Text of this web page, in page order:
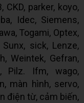
CKD, parker, koyo,
Idec, Siemens,
Togami, Optex,
sick, Lenze,
Weintek, Gefran,
Pilz. Ifm, wago,
màn hình, servo,
điện từ, cảm biến,